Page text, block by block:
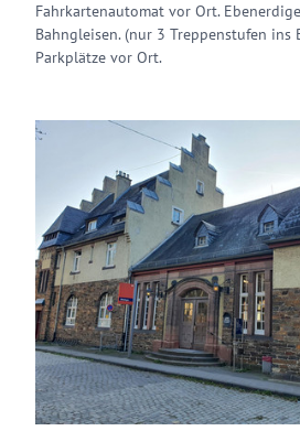
Fahrkartenautomat vor Ort.
Bahngleisen. (nur 3 Treppenstufen ins
Parkplätze vor Ort.